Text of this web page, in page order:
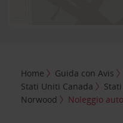
Home Guida con Avis
Stati Uniti Canada
Norwood
Noleggio